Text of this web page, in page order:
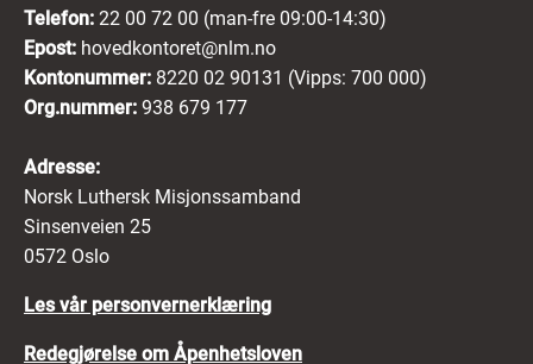
Telefon: 22 00 72 00 (man-fre 09:00-14:30)
Epost: hovedkontoret@nlm.no
Kontonummer: 8220 02 90131 (Vipps: 700 000)
Org.nummer: 938 679 177
Adresse:
Norsk Luthersk Misjonssamband
Sinsenveien 25
0572 Oslo
Les vår personvernerklæring
Redegjørelse om Åpenhetsloven